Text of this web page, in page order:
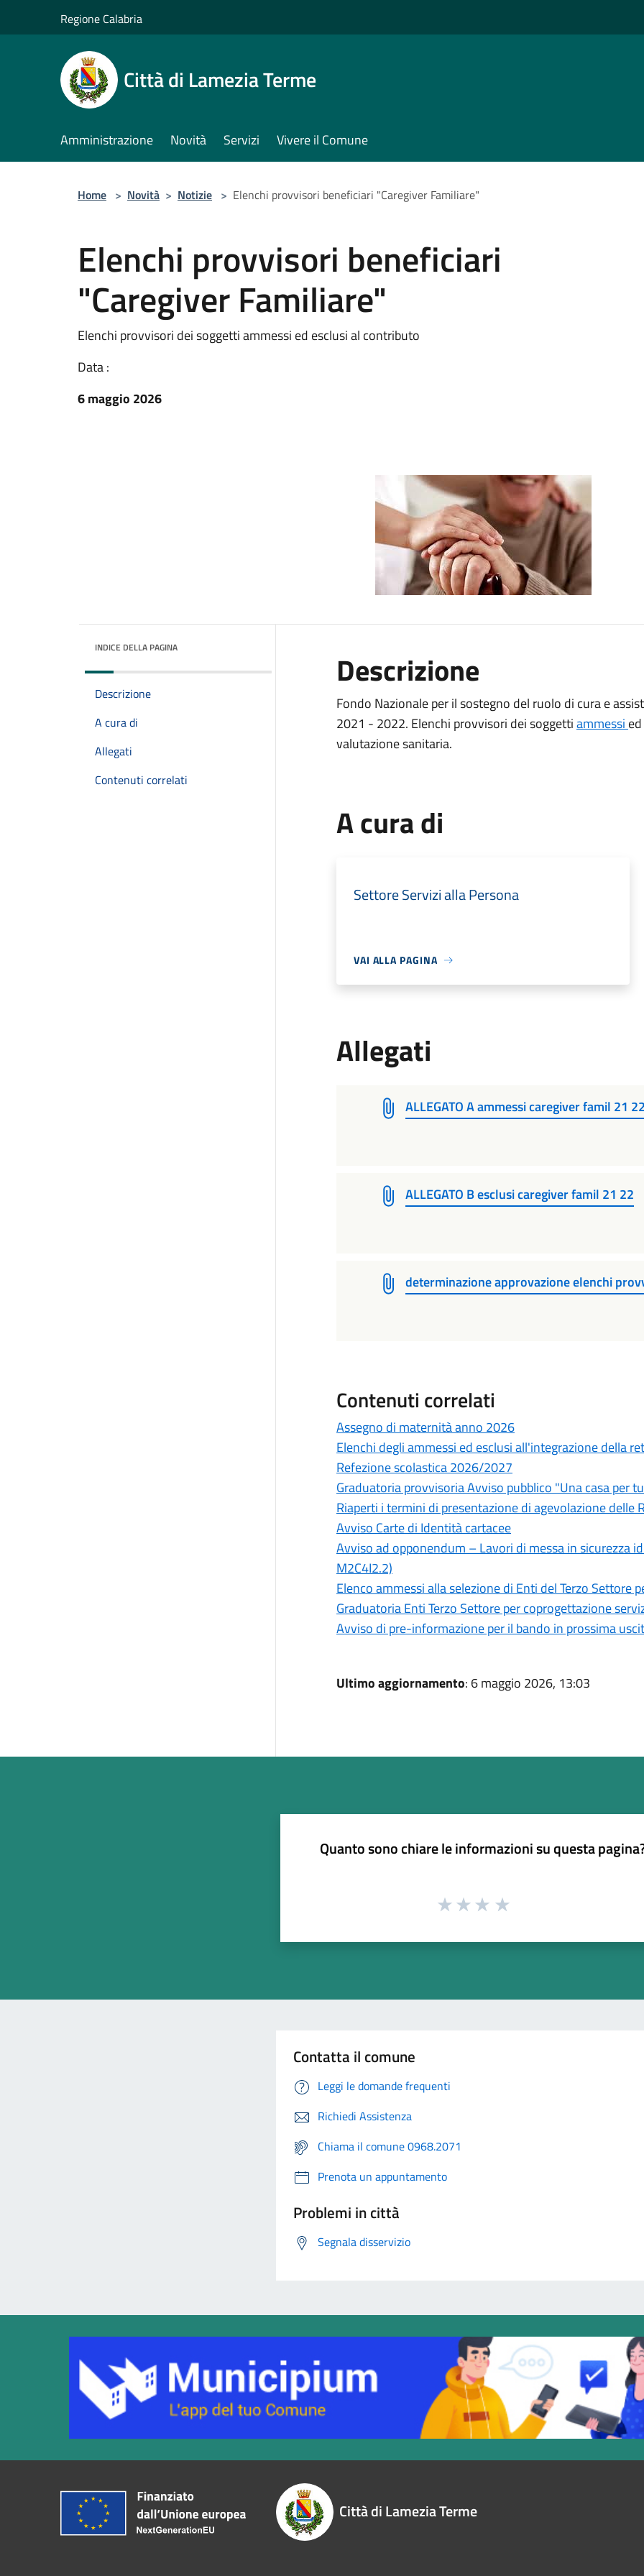
Regione Calabria
Città di Lamezia Terme
Amministrazione Novità Servizi Vivere il Comune
Home > Novità > Notizie > Elenchi provvisori beneficiari "Caregiver Familiare"
Elenchi provvisori beneficiari
"Caregiver Familiare"
Elenchi provvisori dei soggetti ammessi ed esclusi al contributo
Data :
6 maggio 2026
INDICE DELLA PAGINA
Descrizione
A cura di
Allegati
Contenuti correlati
Descrizione
Fondo Nazionale per il sostegno del ruolo di cura e
2021 - 2022. Elenchi provvisori dei soggettiammessi ed
valutazione sanitaria.
A cura di
Settore Servizi alla Persona
VAI ALLA PAGINA
Allegati
ALLEGATO A ammessi caregiver famil 21
ALLEGATO B esclusi caregiver famil 21 22
determinazione approvazione elenchi
Contenuti correlati
Assegno di maternità anno 2026
Elenchi degli ammessi ed esclusi all'integrazione della
Refezione scolastica 2026/2027
Graduatoria provvisoria Avviso pubblico "Una casa per
Riaperti i termini di presentazione di agevolazione delle
Avviso Carte di Identità cartacee
Avviso ad opponendum – Lavori di messa in sicurezza
M2C4I2.2)
Elenco ammessi alla selezione di Enti del Terzo Settore
Graduatoria Enti Terzo Settore per coprogettazione
Avviso di pre-informazione per il bando in prossima
Ultimo aggiornamento: 6 maggio 2026, 13:03
Quanto sono chiare le informazioni su questa
Contatta il comune
Leggi le domande frequenti
Richiedi Assistenza
Chiama il comune 0968.2071
Prenota un appuntamento
Problemi in città
Segnala disservizio
Città di Lamezia Terme